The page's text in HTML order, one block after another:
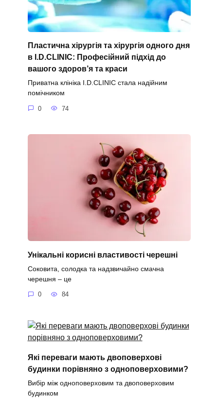
Пластична хірургія та хірургія одного дня
в I.D.CLINIC: Професійний підхід до
вашого здоров’я та краси
Приватна клініка I.D.CLINIC стала надійним
помічником
0 74
Унікальні корисні властивості черешні
Соковита, солодка та надзвичайно смачна
черешня – це
0 84
Які переваги мають двоповерхові
будинки порівняно з одноповерховими?
Вибір між одноповерховим та двоповерховим
будинком